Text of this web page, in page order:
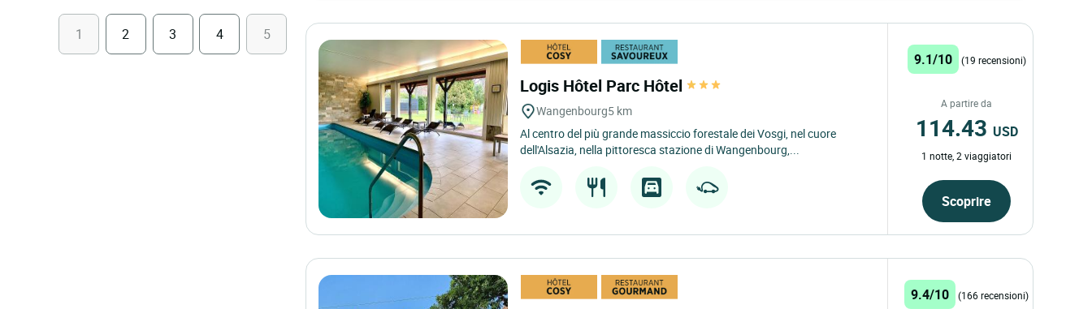
1 2 3 4 5
Logis Hôtel Parc Hôtel
Wangenbourg5 km
Al centro del più grande massiccio forestale dei Vosgi, nel cuore
dell'Alsazia, nella pittoresca stazione di Wangenbourg,...
9.1/10 (19 recensioni)
A partire da
114.43 USD
1 notte, 2 viaggiatori
Scoprire
9.4/10 (166 recensioni)